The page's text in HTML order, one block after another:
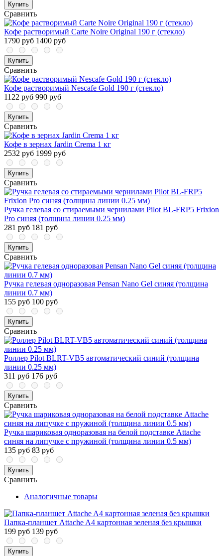
Купить
Сравнить
Кофе растворимый Carte Noire Original 190 г (стекло)
1790 руб 1400 руб
Купить
Сравнить
Кофе растворимый Nescafe Gold 190 г (стекло)
1122 руб 990 руб
Купить
Сравнить
Кофе в зернах Jardin Crema 1 кг
2532 руб 1999 руб
Купить
Сравнить
Ручка гелевая со стираемыми чернилами Pilot BL-FRP5 Frixion
Pro синяя (толщина линии 0.25 мм)
281 руб 181 руб
Купить
Сравнить
Ручка гелевая одноразовая Pensan Nano Gel синяя (толщина
линии 0.7 мм)
155 руб 100 руб
Купить
Сравнить
Роллер Pilot BLRT-VB5 автоматический синий (толщина
линии 0.25 мм)
311 руб 176 руб
Купить
Сравнить
Ручка шариковая одноразовая на белой подставке Attache
синяя на липучке с пружиной (толщина линии 0.5 мм)
135 руб 83 руб
Купить
Сравнить
Аналогичные товары
Папка-планшет Attache A4 картонная зеленая без крышки
199 руб 139 руб
Купить